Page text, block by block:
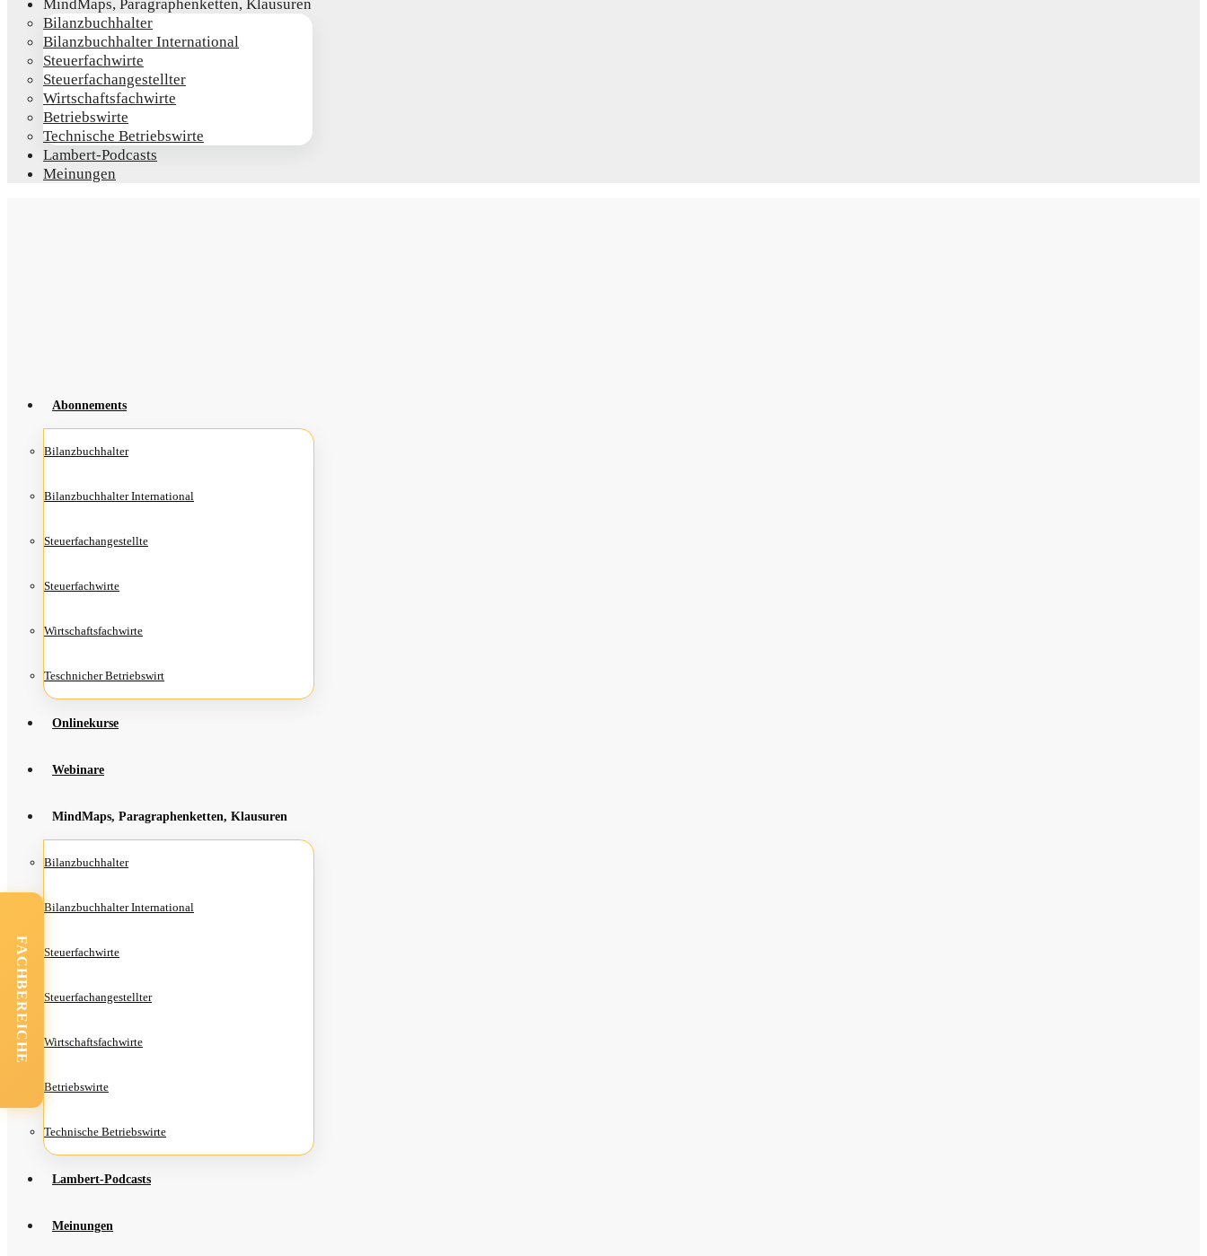
Mind­Maps, Para­gra­phen­ket­ten, Klausuren
Bilanz­buch­hal­ter
Bilanz­buch­hal­ter International
Steu­er­fach­wir­te
Steu­er­fach­an­ge­stell­ter
Wirt­schafts­fach­wir­te
Betriebs­wir­te
Tech­ni­sche Betriebswirte
Lam­­bert-Pod­­casts
Mei­nun­gen
Abon­ne­ments
Bilanz­buch­hal­ter
Bilanz­buch­hal­ter International
Steu­er­fach­an­ge­stell­te
Steu­er­fach­wir­te
Wirt­schafts­fach­wir­te
Teschni­cher Betriebswirt
Online­kur­se
Web­i­na­re
Mind­Maps, Para­gra­phen­ket­ten, Klausuren
Bilanz­buch­hal­ter
Bilanz­buch­hal­ter International
Steu­er­fach­wir­te
Steu­er­fach­an­ge­stell­ter
Wirt­schafts­fach­wir­te
Betriebs­wir­te
Tech­ni­sche Betriebswirte
Lam­­bert-Pod­­casts
Mei­nun­gen
FACHBEREICHE